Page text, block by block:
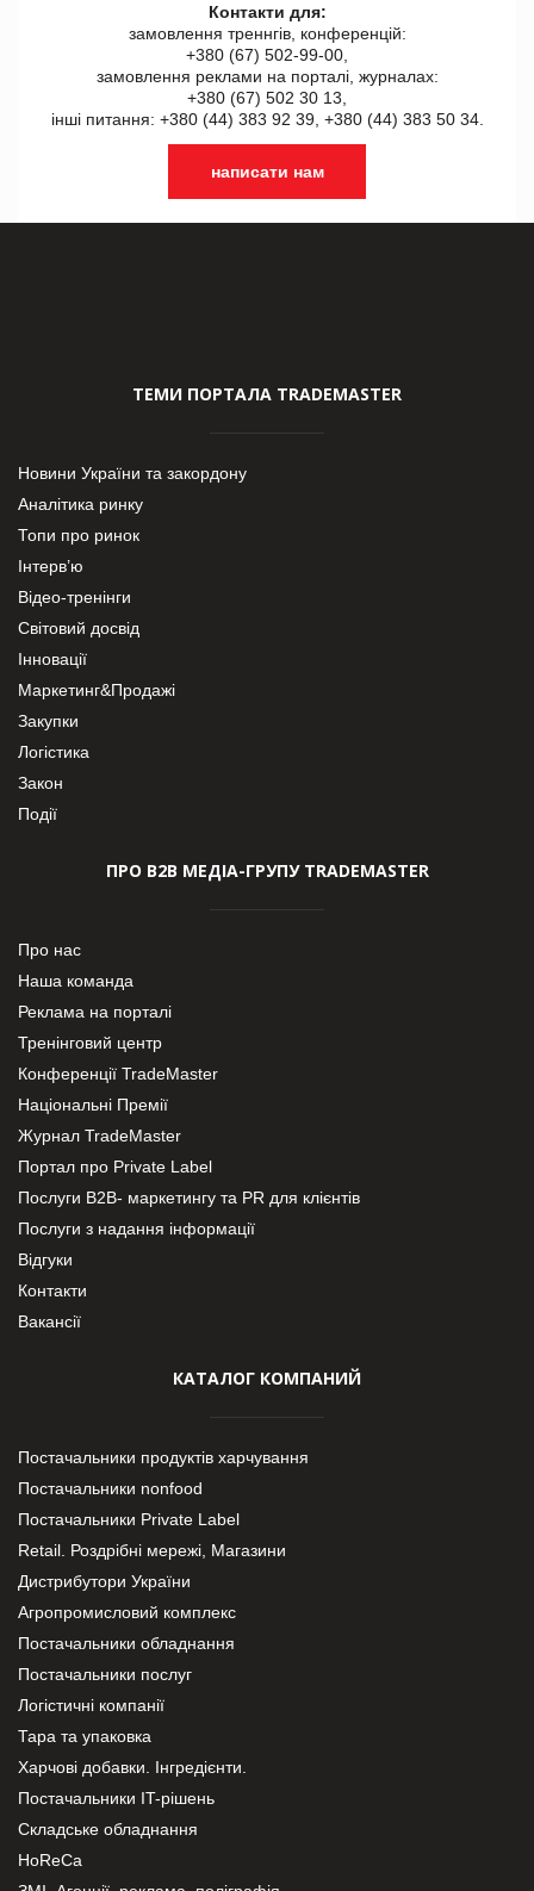
Контакти для:
замовлення треннгів, конференцій:
+380 (67) 502-99-00,
замовлення реклами на порталі, журналах:
+380 (67) 502 30 13,
інші питання: +380 (44) 383 92 39, +380 (44) 383 50 34.
написати нам
ТЕМИ ПОРТАЛА TRADEMASTER
Новини України та закордону
Аналітика ринку
Топи про ринок
Інтерв’ю
Відео-тренінги
Світовий досвід
Інновації
Маркетинг&Продажі
Закупки
Логістика
Закон
Події
ПРО В2В МЕДІА-ГРУПУ TRADEMASTER
Про нас
Наша команда
Реклама на порталі
Тренінговий центр
Конференції TradeMaster
Національні Премії
Журнал TradeMaster
Портал про Private Label
Послуги В2В- маркетингу та PR для клієнтів
Послуги з надання інформації
Відгуки
Контакти
Вакансії
КАТАЛОГ КОМПАНИЙ
Постачальники продуктів харчування
Постачальники nonfood
Постачальники Private Label
Retail. Роздрібні мережі, Магазини
Дистрибутори України
Агропромисловий комплекс
Постачальники обладнання
Постачальники послуг
Логістичні компанії
Тара та упаковка
Харчові добавки. Інгредієнти.
Постачальники IT-рішень
Складське обладнання
HoReCa